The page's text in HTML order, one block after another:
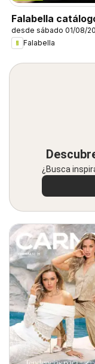
Falabella
desde sábado 01/08/
Falabella
¿Busca